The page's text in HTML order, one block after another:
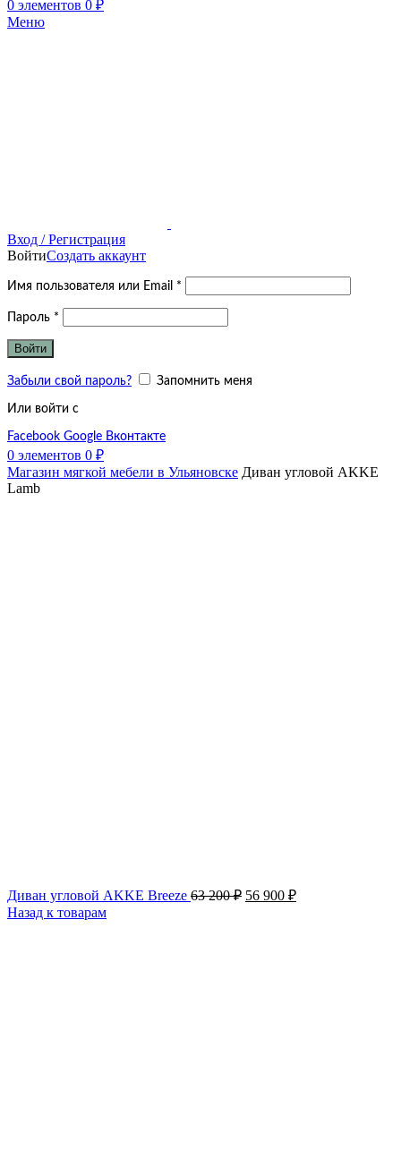
0 элементов 0 ₽
Меню
Вход / Регистрация
ВойтиСоздать аккаунт
Имя пользователя или Email *
Пароль *
Войти
Забыли свой пароль? Запомнить меня
Или войти с
Facebook Google Вконтакте
0 элементов 0 ₽
Магазин мягкой мебели в Ульяновске Диван угловой AKKE
Lamb
Диван угловой AKKE Breeze 63 200₽ Первоначальная
56 900 ₽Текущая
Назад к товарам